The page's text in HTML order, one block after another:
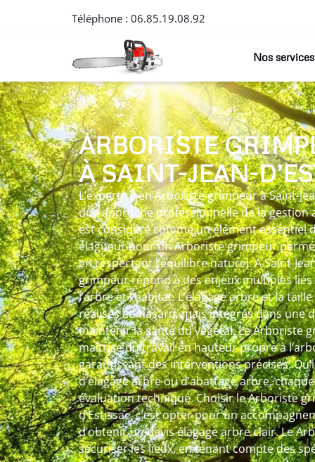
Téléphone : 06.85.19.08.92
Nos services
ARBORISTE
À SAINT-JEAN-
L’expertise en Arboriste grimpeur à Saint-
une approche professionnelle de la gestion
est considéré comme un élément essentiel
élagueur pour un Arboriste grimpeur
en respectant l’équilibre naturel. A Saint-
grimpeur répond à des enjeux multiples
l’arbre et l’habitat. L’élagage arbre et la
réalisés au hasard, mais intégrés dans une
maintenir la santé du végétal. Le Arboriste
maîtrise du travail en hauteur propre à
garantissant des interventions précises.
d’élagage arbre ou d’abattage arbre,
évaluation technique. Choisir le Arboriste
d’Estissac, c’est opter pour un
d’obtenir un devis élagage arbre clair. Le
sécuriser les lieux, en tenant compte des